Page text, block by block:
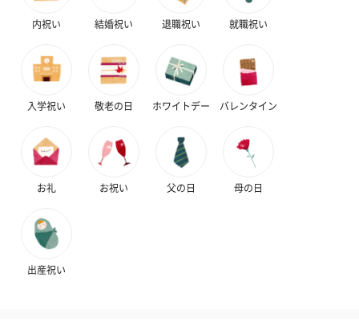
（1,100円）
レープフルーツ）
（2,145円）
ハンドタオル・ハンカチ
の＋αにおすすめです。
内祝い 結婚祝い 退職祝い 就職祝い
入学祝い 敬老の日 ホワイトデー バレンタイン
お礼 お祝い 父の日 母の日
出産祝い